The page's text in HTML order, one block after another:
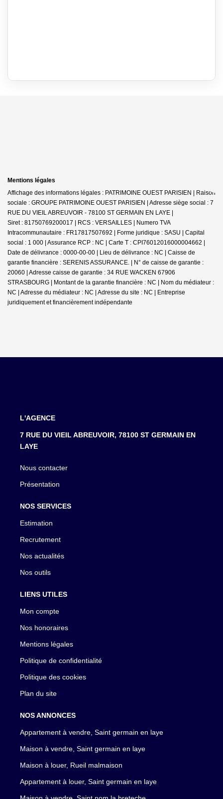
Mentions légales
Affichage des informations légales : PATRIMOINE OUEST PARISIEN | Raison
sociale : GROUPE PATRIMOINE OUEST PARISIEN | Adresse siège social : 7
RUE DU VIEIL ABREUVOIR - 78100 ST GERMAIN EN LAYE |
Siret : 81750769200017 | RCS : VERSAILLES | Numero TVA
Intracommunautaire : FR17817507692 | Forme juridique : SASU | Capital
social : 1 000 | Assurance RCP : NC | Carte T : CPI76012016000004662 |
Date de délivrance : 0000-00-00 | Lieu de délivrance : NC | Caisse de
garantie financière : SERENIS ASSURANCE. | N° de caisse de garantie :
20060 | Adresse caisse de garantie : 34 RUE WACKEN 67906
STRASBOURG | Montant de la garantie financière : NC | Nom du médiateur :
NC | Adresse du médiateur : NC | Adresse du site : NC | Entreprise
juridiquement et financièrement indépendante
L'AGENCE
7 RUE DU VIEIL ABREUVOIR, 78100 ST GERMAIN EN
LAYE
Nous contacter
Présentation
NOS SERVICES
Estimation
Recrutement
Nos actualités
Nos outils
LIENS UTILES
Mon compte
Nos honoraires
Mentions légales
Politique de confidentialité
Politique des cookies
Plan du site
NOS ANNONCES
Appartement à vendre, Saint germain en laye
Maison à vendre, Saint germain en laye
Maison à louer, Rueil malmaison
Appartement à louer, Saint germain en laye